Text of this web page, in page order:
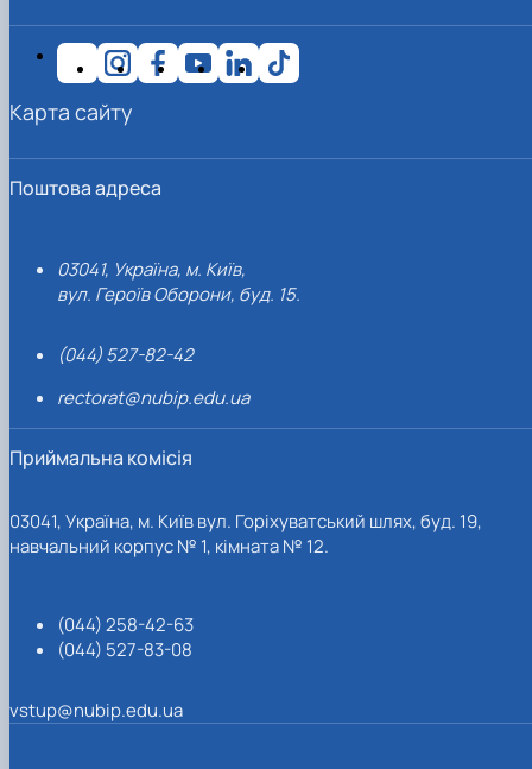
Поштова адреса
03041, Україна, м. Київ,
вул. Героїв Оборони, буд. 15.
(044) 527-82-42
rectorat@nubip.edu.ua
Приймальна комісія
03041, Україна, м. Київ вул. Горіхуватський шлях, буд. 19,
навчальний корпус № 1, кімната № 12.
(044) 258-42-63
(044) 527-83-08
vstup@nubip.edu.ua
Карта сайту